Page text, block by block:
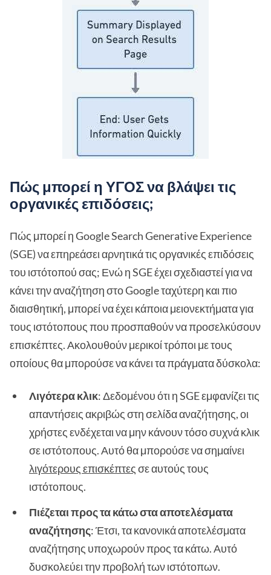
Πώς μπορεί η ΥΓΟΣ να βλάψει τις
οργανικές επιδόσεις;
Πώς μπορεί η Google Search Generative Experience
(SGE) να επηρεάσει αρνητικά τις οργανικές επιδόσεις
του ιστότοπού σας; Ενώ η SGE έχει σχεδιαστεί για να
κάνει την αναζήτηση στο Google ταχύτερη και πιο
διαισθητική, μπορεί να έχει κάποια μειονεκτήματα για
τους ιστότοπους που προσπαθούν να προσελκύσουν
επισκέπτες. Ακολουθούν μερικοί τρόποι με τους
οποίους θα μπορούσε να κάνει τα πράγματα δύσκολα:
Λιγότερα κλικ: Δεδομένου ότι η SGE εμφανίζει τις
απαντήσεις ακριβώς στη σελίδα αναζήτησης, οι
χρήστες ενδέχεται να μην κάνουν τόσο συχνά κλικ
σε ιστότοπους. Αυτό θα μπορούσε να σημαίνει
λιγότερους επισκέπτεςσε αυτούς τους
ιστότοπους.
Πιέζεται προς τα κάτω στα αποτελέσματα
αναζήτησης: Έτσι, τα κανονικά αποτελέσματα
αναζήτησης υποχωρούν προς τα κάτω. Αυτό
δυσκολεύει την προβολή των ιστότοπων.